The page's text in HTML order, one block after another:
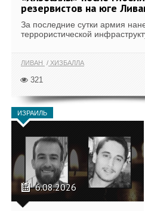
резервистов на юге
За последние сутки армия
террористической
ЛИВАН ХИЗБАЛЛА
321
ИЗРАИЛЬ
6.08.2026